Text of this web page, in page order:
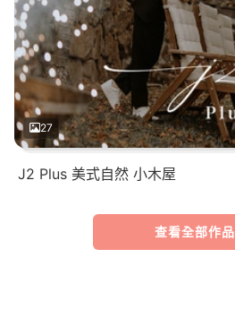
27
J2 Plus 美式自然 小木屋
查看全部作品